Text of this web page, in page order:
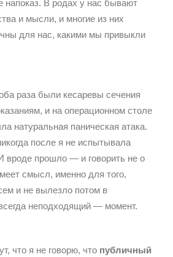
напоказ. В родах у нас бывают
и мысли, и многие из них
для нас, какими мы привыкли
раза были кесаревы сечения
и на операционном столе
натуральная паническая атака.
после я не испытывала
вроде прошло — и говорить не о
смысл, именно для того,
и не вылезло потом в
неподходящий — момент.
что я не говорю, что публичный